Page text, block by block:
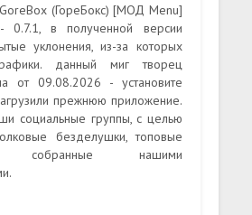
(ГореБокс) [МОД Menu]
в полученной версии
уклонения, из-за которых
данный миг творец
от 09.08.2026 - установите
прежнюю приложение.
социальные группы, с целью
безделушки, топовые
собранные нашими